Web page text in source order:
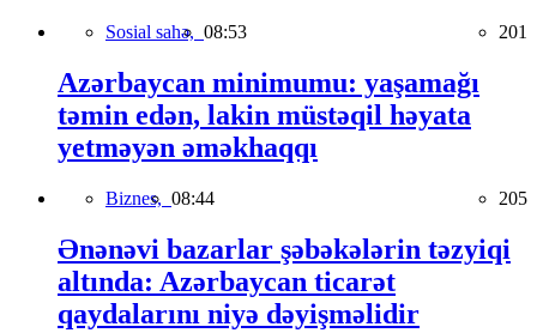
Sosial sahə, 08:53 201
Azərbaycan minimumu: yaşamağı
təmin edən, lakin müstəqil həyata
yetməyən əməkhaqqı
Biznes, 08:44 205
Ənənəvi bazarlar şəbəkələrin təzyiqi
altında: Azərbaycan ticarət
qaydalarını niyə dəyişməlidir